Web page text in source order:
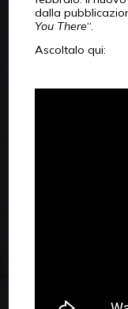
dalla
You There“.
Ascoltalo qui: